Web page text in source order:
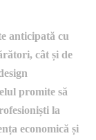
anticipată cu
cât și de
promite să
la
economică și